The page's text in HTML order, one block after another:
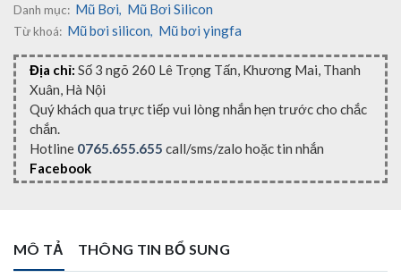
Danh mục: Mũ Bơi, Mũ Bơi Silicon
Từ khoá: Mũ bơi silicon, Mũ bơi yingfa
Địa chỉ: Số 3 ngõ 260 Lê Trọng Tấn, Khương Mai, Thanh
Xuân, Hà Nội
Quý khách qua trực tiếp vui lòng nhắn hẹn trước cho chắc
chắn.
Hotline 0765.655.655 call/sms/zalo hoặc tin nhắn
Facebook
MÔ TẢ THÔNG TIN BỔ SUNG